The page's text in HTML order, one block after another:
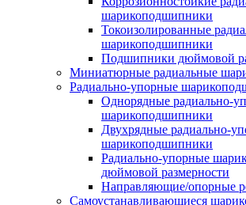
шарикоподшипники
Токоизолированные
шарикоподшипники
Подшипники дюймовой
Миниатюрные радиальные
Радиально-упорные
Однорядные радиально-
шарикоподшипники
Двухрядные радиально-
шарикоподшипники
Радиально-упорные
дюймовой размерности
Направляющие/опорные
Самоустанавливающиеся